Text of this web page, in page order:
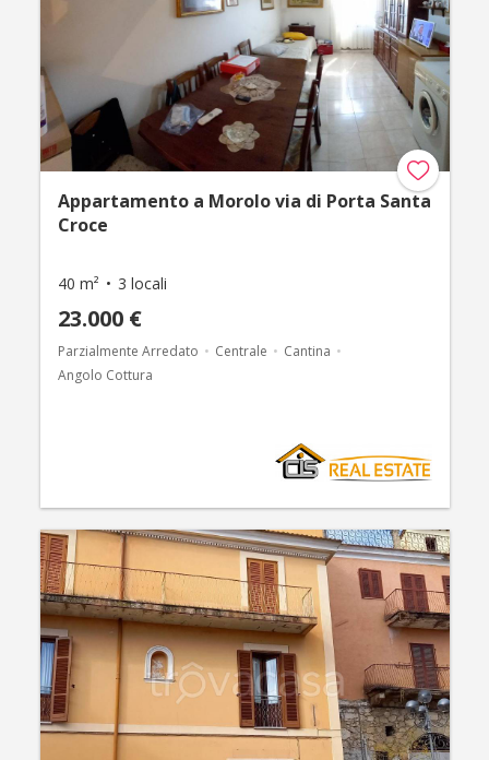
Appartamento a Morolo via di Porta Santa
Croce
40 m² 3 locali
23.000 €
Parzialmente Arredato Centrale
Cantina
Angolo Cottura